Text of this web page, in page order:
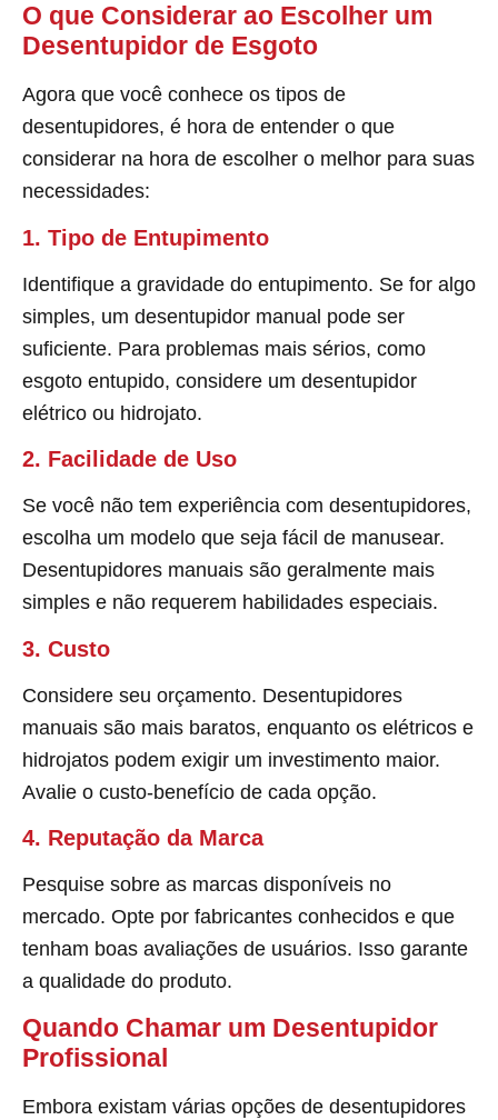
O que Considerar ao Escolher um
Desentupidor de Esgoto
Agora que você conhece os tipos de
desentupidores, é hora de entender o que
considerar na hora de escolher o melhor para suas
necessidades:
1. Tipo de Entupimento
Identifique a gravidade do entupimento. Se for algo
simples, um desentupidor manual pode ser
suficiente. Para problemas mais sérios, como
esgoto entupido, considere um desentupidor
elétrico ou hidrojato.
2. Facilidade de Uso
Se você não tem experiência com desentupidores,
escolha um modelo que seja fácil de manusear.
Desentupidores manuais são geralmente mais
simples e não requerem habilidades especiais.
3. Custo
Considere seu orçamento. Desentupidores
manuais são mais baratos, enquanto os elétricos e
hidrojatos podem exigir um investimento maior.
Avalie o custo-benefício de cada opção.
4. Reputação da Marca
Pesquise sobre as marcas disponíveis no
mercado. Opte por fabricantes conhecidos e que
tenham boas avaliações de usuários. Isso garante
a qualidade do produto.
Quando Chamar um Desentupidor
Profissional
Embora existam várias opções de desentupidores